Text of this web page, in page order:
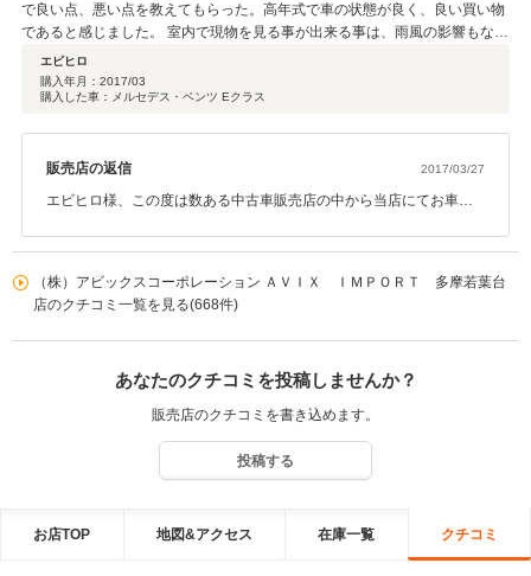
で良い点、悪い点を教えてもらった。高年式で車の状態が良く、良い買い物
であると感じました。 室内で現物を見る事が出来る事は、雨風の影響もなく
とても良い。
エビヒロ
購入年月： 2017/03
購入した車：メルセデス・ベンツ Eクラス
販売店の返信 2017/03/27
エビヒロ様、この度は数ある中古車販売店の中から当店にてお車を
数日後に入庫したお車を即ご案内させて頂きお忙しい中再度ご来店
頂きましてご満足頂けました事、大変嬉しく思っております。エビ
軽に当店までご相談下さい。これからも末長いお付き合いの程宜し
（株）アビックスコーポレーション ＡＶＩＸ ＩＭＰＯＲＴ 多摩若葉台
店のクチコミ一覧を見る(668件)
あなたのクチコミを投稿しませんか？
販売店のクチコミを書き込めます。
投稿する
お店TOP 地図&アクセス 在庫一覧 クチコミ